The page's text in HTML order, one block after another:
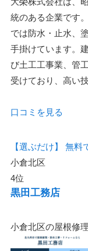
統のある企業です
では防水・止水、
手掛けています。
び土工工事業、管
受けており、高い
口コミを見る
【選ぶだけ】
無料
小倉北区
4位
黒田工務店
小倉北区の屋根修